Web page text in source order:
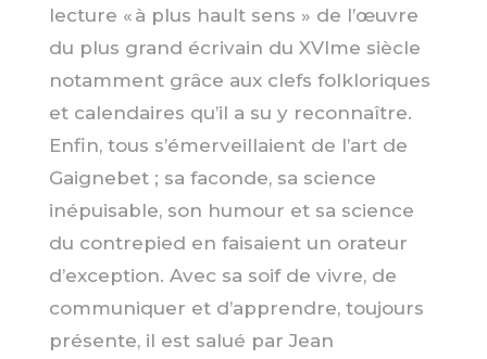
lecture « à plus hault sens » de l’œuvre
du plus grand écrivain du XVIme siècle
notamment grâce aux clefs folkloriques
et calendaires qu’il a su y reconnaître.
Enfin, tous s’émerveillaient de l’art de
Gaignebet ; sa faconde, sa science
inépuisable, son humour et sa science
du contrepied en faisaient un orateur
d’exception. Avec sa soif de vivre, de
communiquer et d’apprendre, toujours
présente, il est salué par Jean